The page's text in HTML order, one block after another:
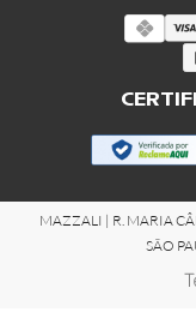
MAZZALI | R. MARIA
SÃO